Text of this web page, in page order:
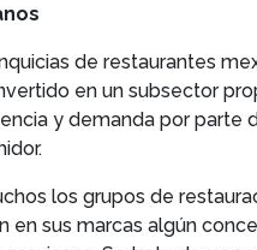
de restaurantes
en un subsector
y demanda por parte
los grupos de
en sus marcas algún